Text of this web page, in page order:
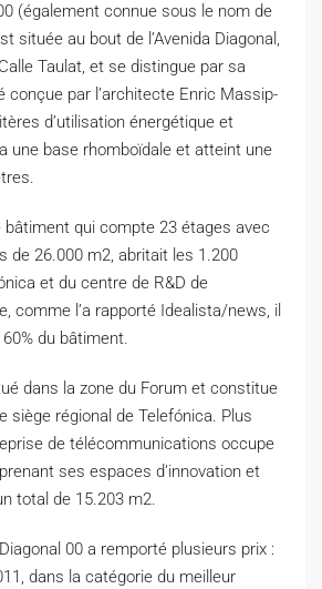
(également connue sous le nom de
située au bout de l’Avenida Diagonal,
Taulat, et se distingue par sa
conçue par l’architecte Enric Massip-
d’utilisation énergétique et
une base rhomboïdale et atteint une
bâtiment qui compte 23 étages avec
de 26.000 m2, abritait les 1.200
et du centre de R&D de
comme l’a rapporté Idealista/news, il
du bâtiment.
dans la zone du Forum et constitue
siège régional de Telefónica. Plus
de télécommunications occupe
ses espaces d’innovation et
total de 15.203 m2.
00 a remporté plusieurs prix :
dans la catégorie du meilleur